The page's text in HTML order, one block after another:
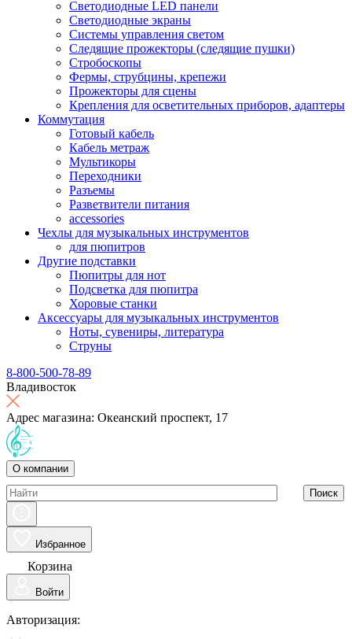
Светодиодные LED панели
Светодиодные экраны
Системы управления светом
Следящие прожекторы (следящие пушки)
Стробоскопы
Фермы, струбцины, крепежи
Прожекторы для сцены
Крепления для осветительных приборов, адаптеры
Коммутация
Готовый кабель
Кабель метраж
Мультикоры
Переходники
Разъемы
Разветвители питания
accessories
Чехлы для музыкальных инструментов
для пюпитров
Другие подставки
Пюпитры для нот
Подсветка для пюпитра
Хоровые станки
Аксессуары для музыкальных инструментов
Ноты, сувениры, литература
Струны
8-800-500-78-89
Владивосток
Адрес магазина: Океанский проспект, 17
О компании
Поиск
Избранное
Корзина
Войти
Авторизация: